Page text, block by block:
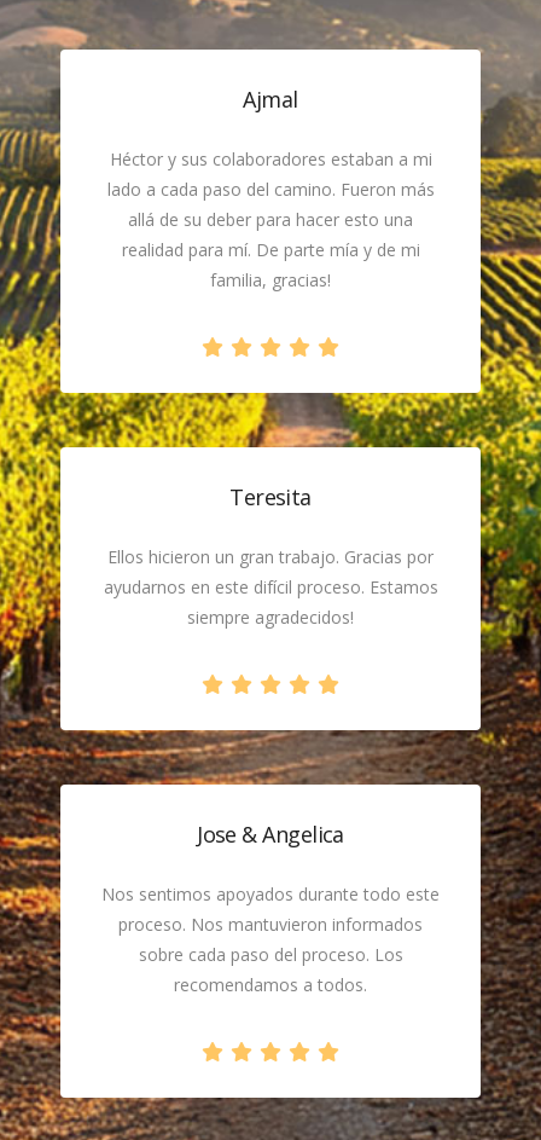
Ajmal
Héctor y sus colaboradores estaban a mi
lado a cada paso del camino. Fueron más
allá de su deber para hacer esto una
realidad para mí. De parte mía y de mi
familia, gracias!
Teresita
Ellos hicieron un gran trabajo. Gracias por
ayudarnos en este difícil proceso. Estamos
siempre agradecidos!
Jose & Angelica
Nos sentimos apoyados durante todo este
proceso. Nos mantuvieron informados
sobre cada paso del proceso. Los
recomendamos a todos.